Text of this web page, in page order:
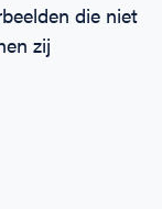
die niet
zij